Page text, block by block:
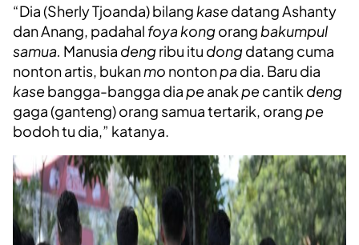
“Dia (Sherly Tjoanda) bilang kasedatang Ashanty
dan Anang, padahal foya kongorang bakumpul
samua. Manusia dengribu itu dongdatang cuma
nonton artis, bukanmo nontonpadia. Baru dia
kasebangga-bangga dia peanak pecantik deng
gaga (ganteng) orang samua tertarik, orang pe
bodoh tu dia,” katanya.